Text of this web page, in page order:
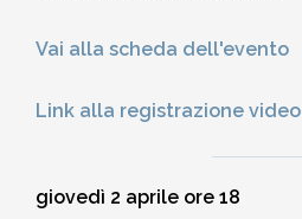
Vai alla scheda dell'evento
Link alla registrazione video
giovedì 2 aprile ore 18